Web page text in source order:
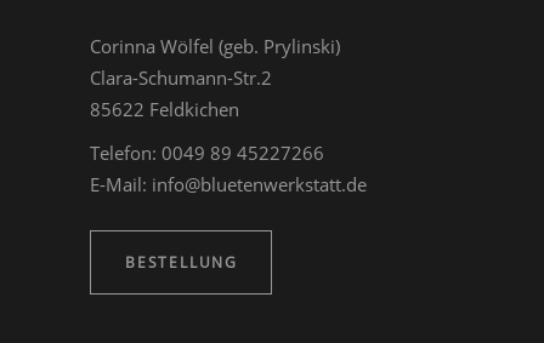
Corinna Wölfel (geb. Prylinski)
Clara-Schumann-Str.2
85622 Feldkichen
Telefon: 0049 89 45227266
E-Mail: info@bluetenwerkstatt.de
BESTELLUNG